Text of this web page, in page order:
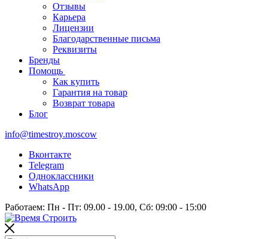
Отзывы
Карьера
Лицензии
Благодарственные письма
Реквизиты
Бренды
Помощь
Как купить
Гарантия на товар
Возврат товара
Блог
info@timestroy.moscow
Вконтакте
Telegram
Одноклассники
WhatsApp
Работаем: Пн - Пт: 09.00 - 19.00, Сб: 09:00 - 15:00